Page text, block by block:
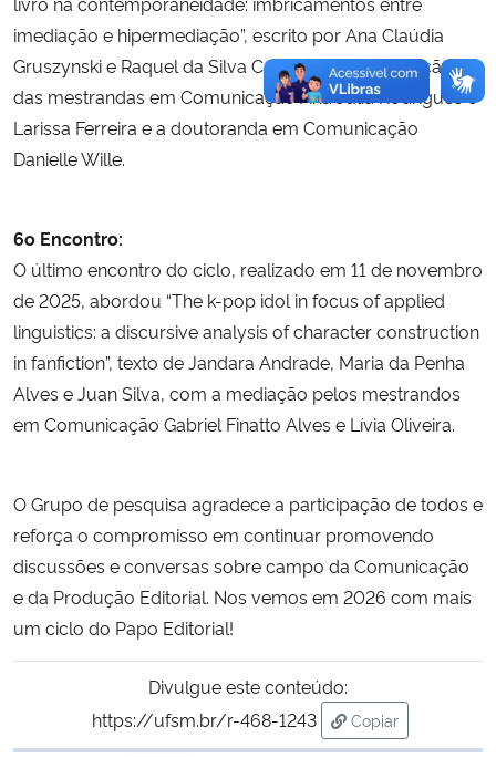
imediação e hipermediação”, escrito por Ana Claúdia
Gruszynski e Raquel da Silva Castedo, com mediação
das mestrandas em Comunicação Ana Julia Rodrigues e
Larissa Ferreira e a doutoranda em Comunicação
Danielle Wille.
6o Encontro:
O último encontro do ciclo, realizado em 11 de novembro
de 2025, abordou “The k-pop idol in focus of applied
linguistics: a discursive analysis of character construction
in fanfiction”, texto de Jandara Andrade, Maria da Penha
Alves e Juan Silva, com a mediação pelos mestrandos
em Comunicação Gabriel Finatto Alves e Lívia Oliveira.
O Grupo de pesquisa agradece a participação de todos e
reforça o compromisso em continuar promovendo
discussões e conversas sobre campo da Comunicação
e da Produção Editorial. Nos vemos em 2026 com mais
um ciclo do Papo Editorial!
Divulgue este conteúdo:
https://ufsm.br/r-468-1243
Copiar
para área de